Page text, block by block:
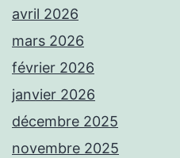
avril 2026
mars 2026
février 2026
janvier 2026
décembre 2025
novembre 2025